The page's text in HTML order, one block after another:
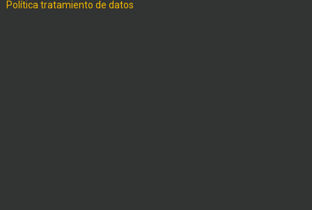
Política tratamiento de datos